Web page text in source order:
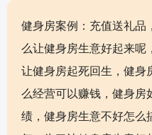
健身房案例：充值送礼品
么让健身房生意好起来呢
让健身房起死回生，健身
么经营可以赚钱，健身房
绩，健身房生意不好怎么